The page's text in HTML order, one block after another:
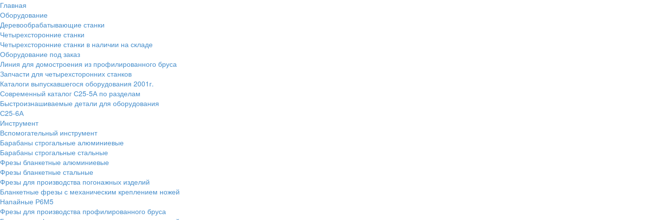
Главная
Оборудование
Деревообрабатывающие станки
Четырехсторонние станки
Четырехсторонние станки в наличии на складе
Оборудование под заказ
Линия для домостроения из профилированного бруса
Запчасти для четырехсторонних станков
Каталоги выпускавшегося оборудования 2001г.
Современный каталог С25-5А по разделам
Быстроизнашиваемые детали для оборудования
С25-6А
Инструмент
Вспомогательный инструмент
Барабаны строгальные алюминиевые
Барабаны строгальные стальные
Фрезы бланкетные алюминиевые
Фрезы бланкетные стальные
Фрезы для производства погонажных изделий
Бланкетные фрезы с механическим креплением ножей
Напайные Р6М5
Фрезы для производства профилированного бруса